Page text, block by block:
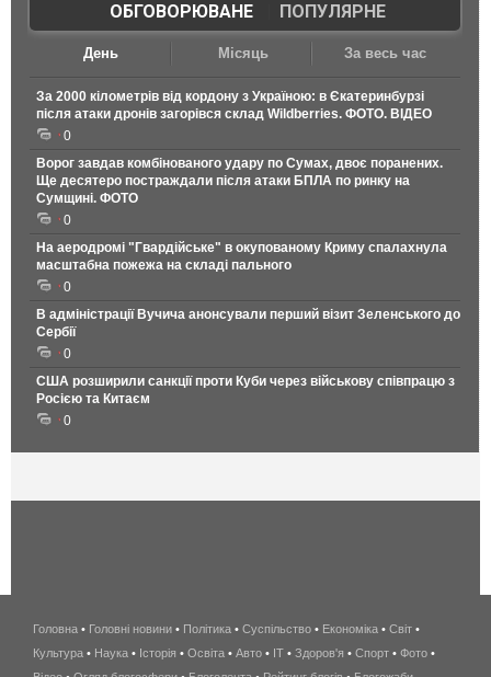
ОБГОВОРЮВАНЕ| ПОПУЛЯРНЕ
День Місяць За весь час
За 2000 кілометрів від кордону з Україною: в Єкатеринбурзі
після атаки дронів загорівся склад Wildberries. ФОТО. ВІДЕО
0
Ворог завдав комбінованого удару по Сумах, двоє поранених.
Ще десятеро постраждали після атаки БПЛА по ринку на
Сумщині. ФОТО
0
На аеродромі "Гвардійське" в окупованому Криму спалахнула
масштабна пожежа на складі пального
0
В адміністрації Вучича анонсували перший візит Зеленського до
Сербії
0
США розширили санкції проти Куби через військову співпрацю з
Росією та Китаєм
0
беспроводной
интернет
Головна • Головні новини • Політика • Суспільство • Економіка • Світ •
Культура • Наука • Історія • Освіта • Авто • IT • Здоров'я • Спорт • Фото •